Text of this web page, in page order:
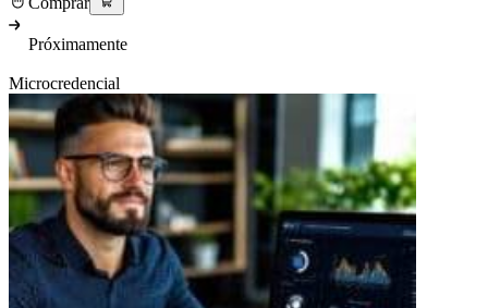
Próximamente
Microcredencial